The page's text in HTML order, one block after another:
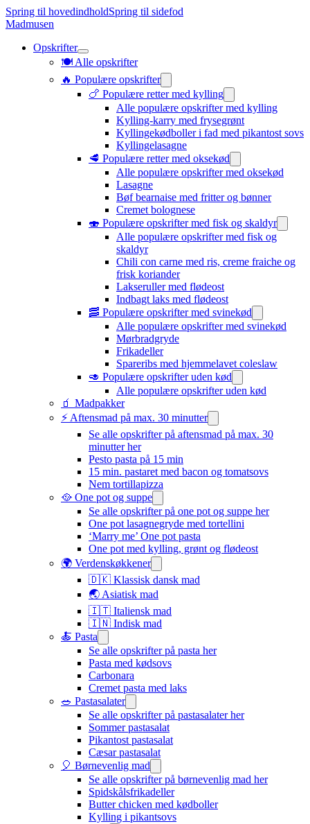
Spring til hovedindholdSpring til sidefod
Madmusen
Opskrifter
🍽️ Alle opskrifter
🔥 Populære opskrifter
🍗 Populære retter med kylling
Alle populære opskrifter med kylling
Kylling-karry med frysegrønt
Kyllingekødboller i fad med pikantost sovs
Kyllingelasagne
🥩 Populære retter med oksekød
Alle populære opskrifter med oksekød
Lasagne
Bøf bearnaise med fritter og bønner
Cremet bolognese
🍣 Populære opskrifter med fisk og skaldyr
Alle populære opskrifter med fisk og
skaldyr
Chili con carne med ris, creme fraiche og
frisk koriander
Lakseruller med flødeost
Indbagt laks med flødeost
🥓 Populære opskrifter med svinekød
Alle populære opskrifter med svinekød
Mørbradgryde
Frikadeller
Spareribs med hjemmelavet coleslaw
🥑 Populære opskrifter uden kød
Alle populære opskrifter uden kød
🧃 Madpakker
⚡ Aftensmad på max. 30 minutter
Se alle opskrifter på aftensmad på max. 30
minutter her
Pesto pasta på 15 min
15 min. pastaret med bacon og tomatsovs
Nem tortillapizza
🥘 One pot og suppe
Se alle opskrifter på one pot og suppe her
One pot lasagnegryde med tortellini
‘Marry me’ One pot pasta
One pot med kylling, grønt og flødeost
🌍 Verdenskøkkener
🇩🇰 Klassisk dansk mad
🌏 Asiatisk mad
🇮🇹 Italiensk mad​
🇮🇳 Indisk mad​
🍝 Pasta
Se alle opskrifter på pasta her
Pasta med kødsovs
Carbonara
Cremet pasta med laks
🥗 Pastasalater
Se alle opskrifter på pastasalater her
Sommer pastasalat
Pikantost pastasalat
Cæsar pastasalat
🎈 Børnevenlig mad
Se alle opskrifter på børnevenlig mad her
Spidskålsfrikadeller
Butter chicken med kødboller
Kylling i pikantsovs